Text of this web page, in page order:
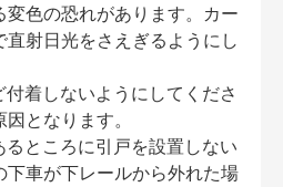
変色の恐れがあります。カー
直射日光をさえぎるようにし
着しないようにしてくださ
となります。
ところに引戸を設置しない
下車が下レールから外れた場